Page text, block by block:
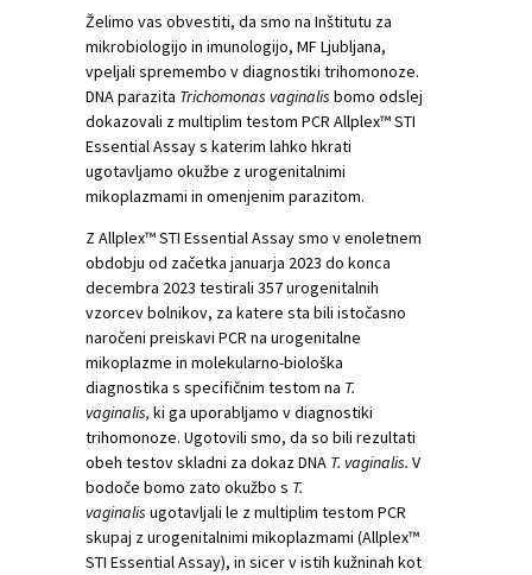
Želimo vas obvestiti, da smo na Inštitutu za
mikrobiologijo in imunologijo, MF Ljubljana,
vpeljali spremembo v diagnostiki trihomonoze.
DNA parazita Trichomonas vaginalis bomo odslej
dokazovali z multiplim testom PCR Allplex™ STI
Essential Assay s katerim lahko hkrati
ugotavljamo okužbe z urogenitalnimi
mikoplazmami in omenjenim parazitom.
Z Allplex™ STI Essential Assay smo v enoletnem
obdobju od začetka januarja 2023 do konca
decembra 2023 testirali 357 urogenitalnih
vzorcev bolnikov, za katere sta bili istočasno
naročeni preiskavi PCR na urogenitalne
mikoplazme in molekularno-biološka
diagnostika s specifičnim testom na T.
vaginalis, ki ga uporabljamo v diagnostiki
trihomonoze. Ugotovili smo, da so bili rezultati
obeh testov skladni za dokaz DNA T. vaginalis. V
bodoče bomo zato okužbo s T.
vaginalis ugotavljali le z multiplim testom PCR
skupaj z urogenitalnimi mikoplazmami (Allplex™
STI Essential Assay), in sicer v istih kužninah kot